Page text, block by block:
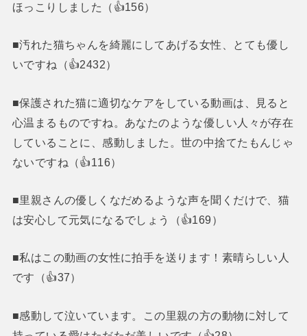
ほっこりしました（👍156）
■汚れた猫ちゃんを綺麗にしてあげる女性、とても優し
いですね（👍2432）
■保護された猫に適切なケアをしている動画は、見ると
心温まるものですね。あなたのような優しい人々が存在
していることに、感動しました。世の中捨てたもんじゃ
ないですね（👍116）
■里親さんの優しくなだめるような声を聞くだけで、猫
は安心して元気になるでしょう（👍169）
■私はこの動画の女性に拍手を送ります！素晴らしい人
です（👍37）
■感動して泣いています。この里親の方の動物に対して